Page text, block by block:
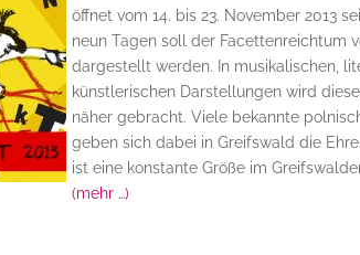
öffnet vom 14. bis 23. November 2013
neun Tagen soll der Facettenreichtum
dargestellt werden. In musikalischen,
künstlerischen Darstellungen wird
näher gebracht. Viele bekannte
geben sich dabei in Greifswald die
ist eine konstante Größe im
(mehr …)